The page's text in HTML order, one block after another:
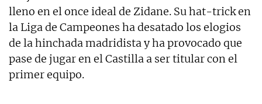
lleno en el once ideal de Zidane. Su hat-trick en
la Liga de Campeones ha desatado los elogios
de la hinchada madridista y ha provocado que
pase de jugar en el Castilla a ser titular con el
primer equipo.